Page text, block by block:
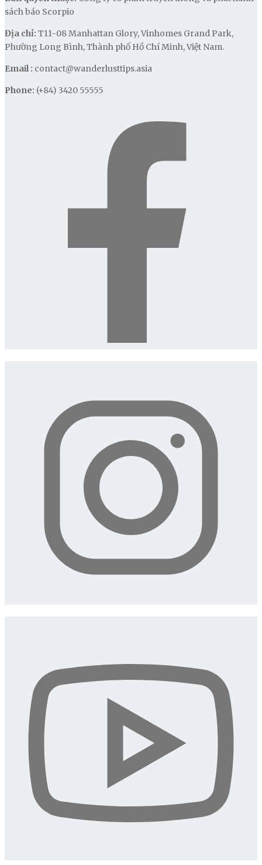
sách báo Scorpio
Địa chỉ: T11-08 Manhattan Glory, Vinhomes Grand Park,
Phường Long Bình, Thành phố Hồ Chí Minh, Việt Nam.
Email : contact@wanderlusttips.asia
Phone: (+84) 3420 55555